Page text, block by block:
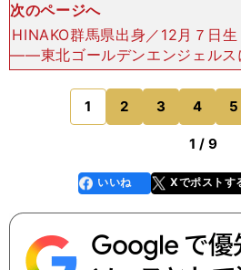
次のページへ
HINAKO群馬県出身／12月７日生
――東北ゴールデンエンジェルス
契機は？その日来てくださった
せるという気持ちがとても伝わる
1 2 3 4 5
1 / 9
faceboo
k
いいね Xでポストす